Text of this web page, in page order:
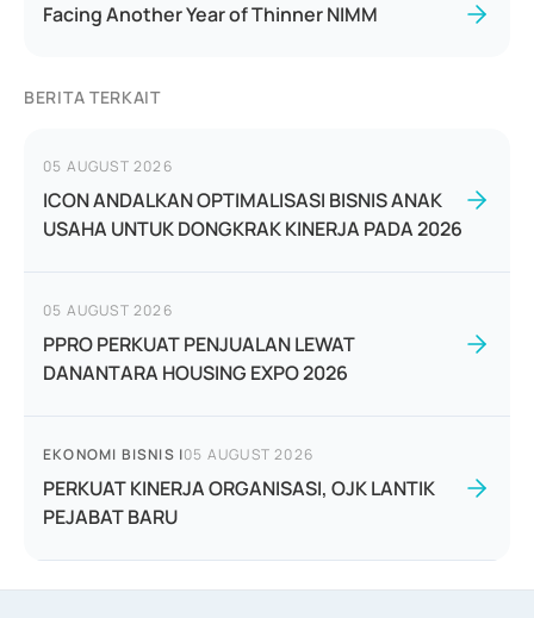
Facing Another Year of Thinner NIMM
BERITA TERKAIT
05 AUGUST 2026
ICON ANDALKAN OPTIMALISASI BISNIS ANAK
USAHA UNTUK DONGKRAK KINERJA PADA 2026
05 AUGUST 2026
PPRO PERKUAT PENJUALAN LEWAT
DANANTARA HOUSING EXPO 2026
EKONOMI BISNIS |05 AUGUST 2026
PERKUAT KINERJA ORGANISASI, OJK LANTIK
PEJABAT BARU